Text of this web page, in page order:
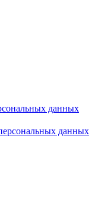
данных
данных